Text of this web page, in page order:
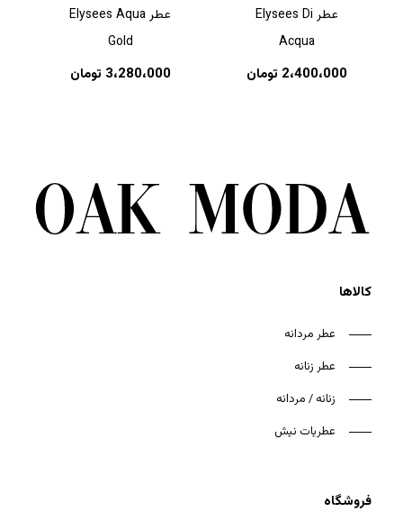
عطر Elysees Di
Acqua
2،400،000 تومان
عطر Elysees Aqua
Gold
3،280،000 تومان
کالاها
عطر مردانه
عطر زنانه
زنانه / مردانه
عطریات نیش
فروشگاه